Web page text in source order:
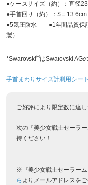
●ケースサイズ（約）：直径
●手首回り（約）：S＝
●5気圧防水 ●1年間品質保
製）
*Swarovski®はSwarovski AG
手首まわりサイズ計測用シー
ご好評により限定数に達
次の『美少女戦士セーラ
待ください！
※『美少女戦士セーラーム
ら よりメールアドレスをご